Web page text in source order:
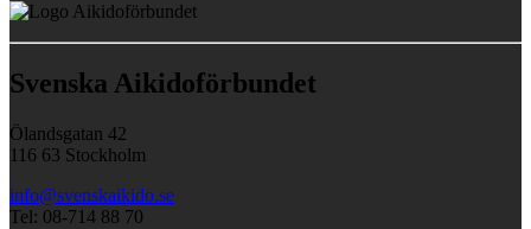
Svenska Aikidoförbundet
Ölandsgatan 42
116 63 Stockholm
info@svenskaikido.se
Tel: 08-714 88 70